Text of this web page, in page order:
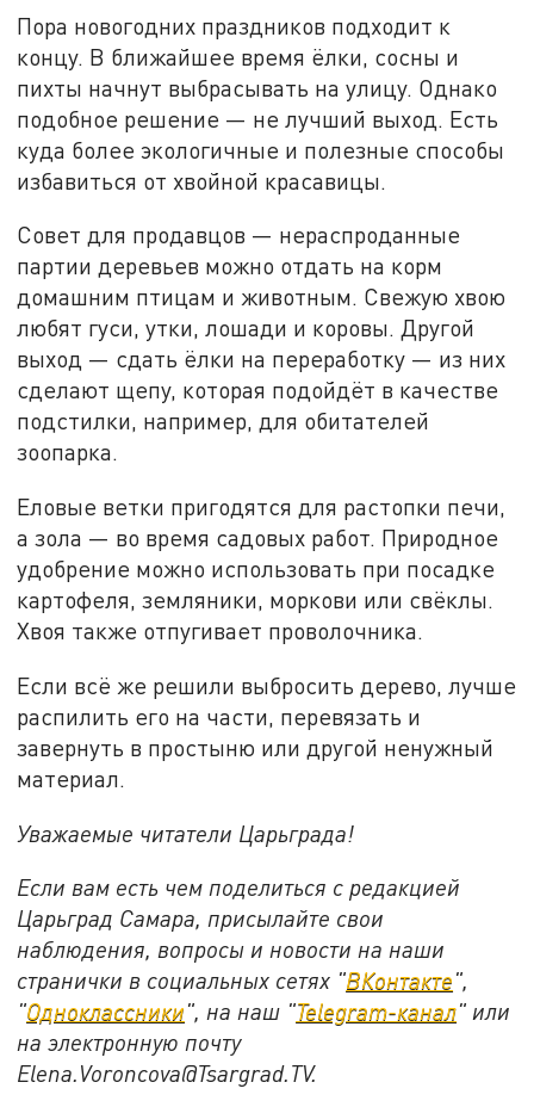
Пора новогодних праздников подходит к
концу. В ближайшее время ёлки, сосны и
пихты начнут выбрасывать на улицу. Однако
подобное решение — не лучший выход. Есть
куда более экологичные и полезные способы
избавиться от хвойной красавицы.
Совет для продавцов — нераспроданные
партии деревьев можно отдать на корм
домашним птицам и животным. Свежую хвою
любят гуси, утки, лошади и коровы. Другой
выход — сдать ёлки на переработку — из них
сделают щепу, которая подойдёт в качестве
подстилки, например, для обитателей
зоопарка.
Еловые ветки пригодятся для растопки печи,
а зола — во время садовых работ. Природное
удобрение можно использовать при посадке
картофеля, земляники, моркови или свёклы.
Хвоя также отпугивает проволочника.
Если всё же решили выбросить дерево, лучше
распилить его на части, перевязать и
завернуть в простыню или другой ненужный
материал.
Уважаемые читатели Царьграда!
Если вам есть чем поделиться с редакцией
Царьград Самара, присылайте свои
наблюдения, вопросы и новости на наши
странички в социальных сетях "ВКонтакте",
"Одноклассники", на наш "Telegram-канал" или
на электронную почту
Elena.Voroncova@Tsargrad.TV.